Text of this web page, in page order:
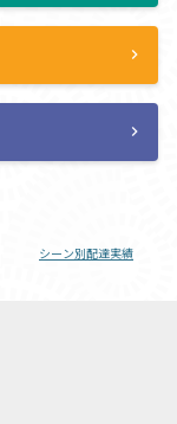
chevron_right
chevron_right
シーン別配達実績